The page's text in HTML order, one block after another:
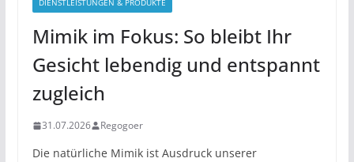
DIENSTLEISTUNGEN & PRODUKTE
Mimik im Fokus: So bleibt Ihr
Gesicht lebendig und entspannt
zugleich
31.07.2026 Regogoer
Die natürliche Mimik ist Ausdruck unserer